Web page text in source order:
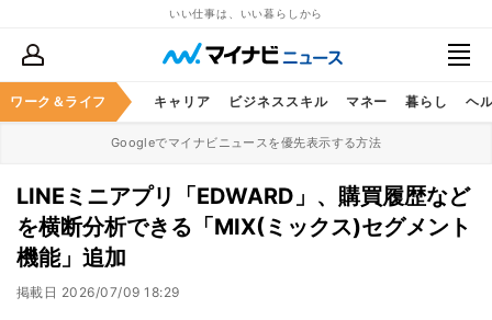
いい仕事は、いい暮らしから
ワーク＆ライフ キャリア ビジネススキル マネー 暮らし ヘ
Googleでマイナビニュースを優先表示する方法
LINEミニアプリ「EDWARD」、購買履歴など
を横断分析できる「MIX(ミックス)セグメント
機能」追加
掲載日 2026/07/09 18:29